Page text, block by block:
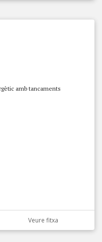
amb tancaments
Veure fitxa